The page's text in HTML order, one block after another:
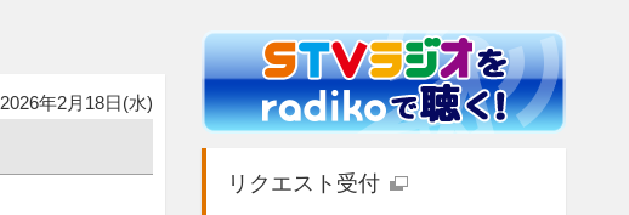
2026年2月18日(水)
リクエスト受付